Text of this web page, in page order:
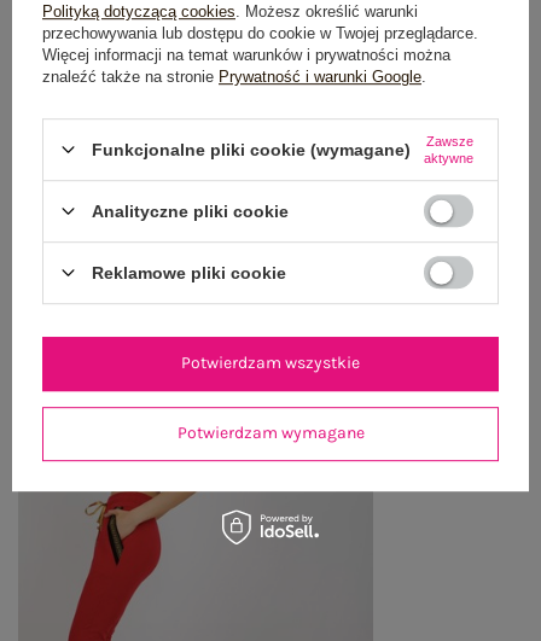
OPINIE O PRODUKCIE (0)
ZWROTY I REKLAMACJE
OSTATNIO OGLĄDANE
Zobacz wszystko
Polityką dotyczącą cookies . Możesz określić warunki
przechowywania lub dostępu do cookie w Twojej przeglądarce.
Więcej informacji na temat warunków i prywatności można
znaleźć także na stronie Prywatność i warunki Google
Funkcjonalne pliki cookie (wymagane)
Zawsze
aktywne
Analityczne pliki cookie
Reklamowe pliki cookie
Potwierdzam wymagane
Potwierdzam wszystkie